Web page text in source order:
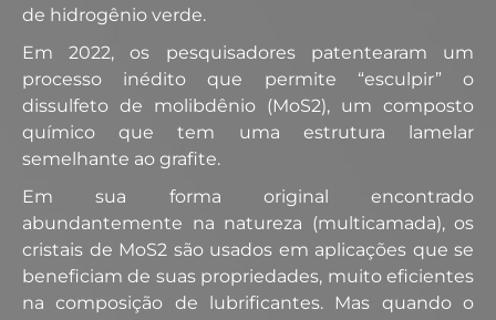
de hidrogênio verde.
Em 2022, os pesquisadores patentearam um
processo inédito que permite “esculpir” o
dissulfeto de molibdênio (MoS2), um composto
químico que tem uma estrutura lamelar
semelhante ao grafite.
Em sua forma original encontrado
abundantemente na natureza (multicamada), os
cristais de MoS2 são usados em aplicações que se
beneficiam de suas propriedades, muito eficientes
na composição de lubrificantes. Mas quando o